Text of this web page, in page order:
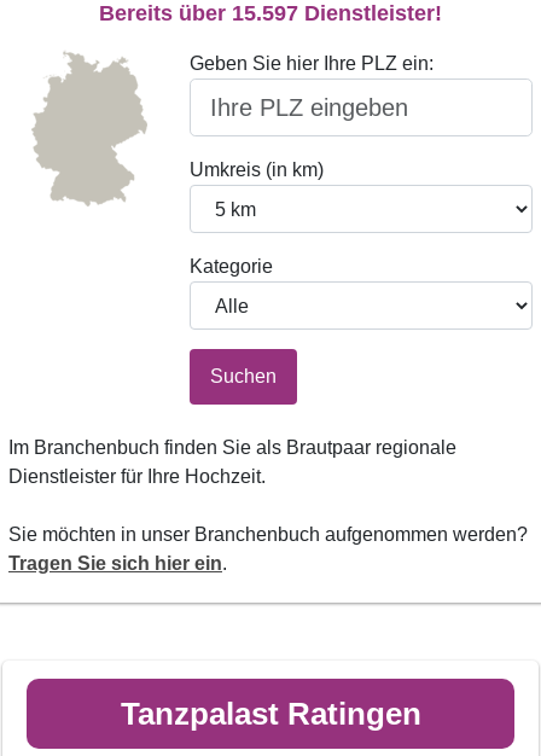
Bereits über 15.597 Dienstleister!
Geben Sie hier Ihre PLZ ein:
Umkreis (in km)
Kategorie
Suchen
Im Branchenbuch finden Sie als Brautpaar regionale
Dienstleister für Ihre Hochzeit.
Sie möchten in unser Branchenbuch aufgenommen werden?
Tragen Sie sich hier ein.
Tanzpalast Ratingen